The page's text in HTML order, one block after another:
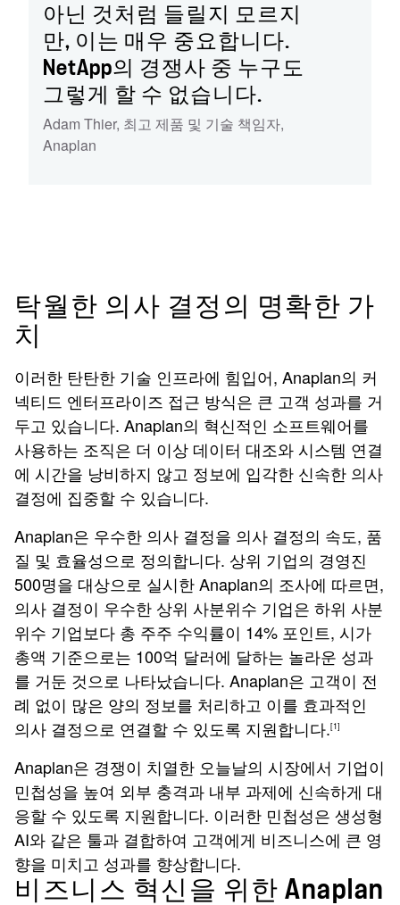
아닌 것처럼 들릴지 모르지
만, 이는 매우 중요합니다.
NetApp의 경쟁사 중 누구도
그렇게 할 수 없습니다.
Adam Thier, 최고 제품 및 기술 책임자,
Anaplan
탁월한 의사 결정의 명확한 가
치
이러한 탄탄한 기술 인프라에 힘입어, Anaplan의 커
넥티드 엔터프라이즈 접근 방식은 큰 고객 성과를 거
두고 있습니다. Anaplan의 혁신적인 소프트웨어를
사용하는 조직은 더 이상 데이터 대조와 시스템 연결
에 시간을 낭비하지 않고 정보에 입각한 신속한 의사
결정에 집중할 수 있습니다.
Anaplan은 우수한 의사 결정을 의사 결정의 속도, 품
질 및 효율성으로 정의합니다. 상위 기업의 경영진
500명을 대상으로 실시한 Anaplan의 조사에 따르면,
의사 결정이 우수한 상위 사분위수 기업은 하위 사분
위수 기업보다 총 주주 수익률이 14% 포인트, 시가
총액 기준으로는 100억 달러에 달하는 놀라운 성과
를 거둔 것으로 나타났습니다. Anaplan은 고객이 전
례 없이 많은 양의 정보를 처리하고 이를 효과적인
의사 결정으로 연결할 수 있도록 지원합니다.[1]
Anaplan은 경쟁이 치열한 오늘날의 시장에서 기업이
민첩성을 높여 외부 충격과 내부 과제에 신속하게 대
응할 수 있도록 지원합니다. 이러한 민첩성은 생성형
AI와 같은 툴과 결합하여 고객에게 비즈니스에 큰 영
향을 미치고 성과를 향상합니다.
비즈니스 혁신을 위한 Anaplan